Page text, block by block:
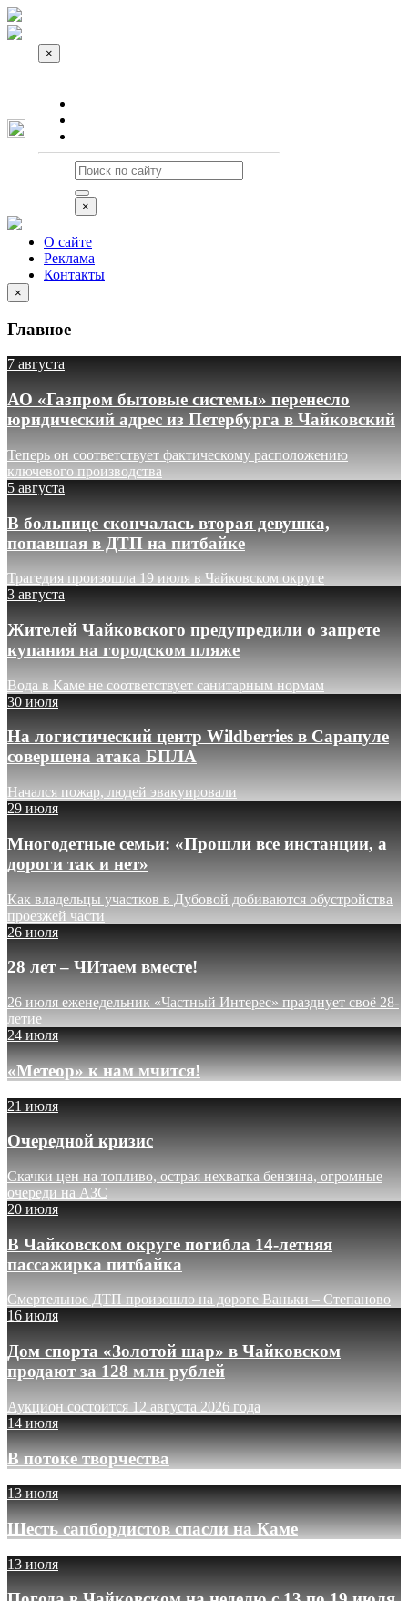
×
×
О сайте
Реклама
Контакты
×
Главное
7 августа
АО «Газпром бытовые системы» перенесло
юридический адрес из Петербурга в Чайковский
Теперь он соответствует фактическому расположению
ключевого производства
5 августа
В больнице скончалась вторая девушка,
попавшая в ДТП на питбайке
Трагедия произошла 19 июля в Чайковском округе
3 августа
Жителей Чайковского предупредили о запрете
купания на городском пляже
Вода в Каме не соответствует санитарным нормам
30 июля
На логистический центр Wildberries в Сарапуле
совершена атака БПЛА
Начался пожар, людей эвакуировали
29 июля
Многодетные семьи: «Прошли все инстанции, а
дороги так и нет»
Как владельцы участков в Дубовой добиваются обустройства
проезжей части
26 июля
28 лет – ЧИтаем вместе!
26 июля еженедельник «Частный Интерес» празднует своё 28-
летие
24 июля
«Метеор» к нам мчится!
21 июля
Очередной кризис
Скачки цен на топливо, острая нехватка бензина, огромные
очереди на АЗС
20 июля
В Чайковском округе погибла 14-летняя
пассажирка питбайка
Смертельное ДТП произошло на дороге Ваньки – Степаново
16 июля
Дом спорта «Золотой шар» в Чайковском
продают за 128 млн рублей
Аукцион состоится 12 августа 2026 года
14 июля
В потоке творчества
13 июля
Шесть сапбордистов спасли на Каме
13 июля